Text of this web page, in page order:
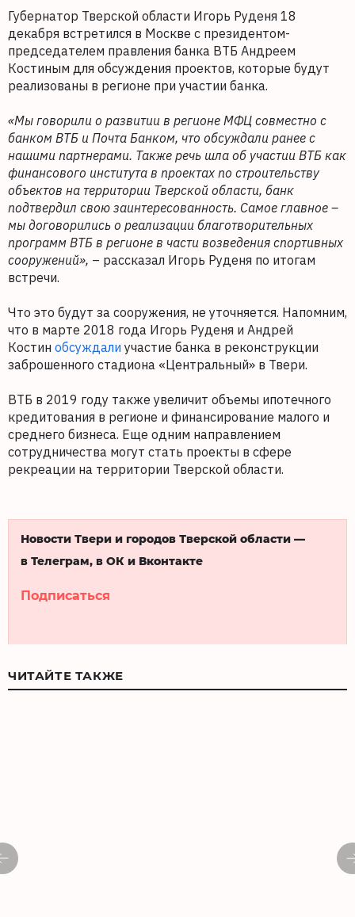
Губернатор Тверской области Игорь Руденя 18
декабря встретился в Москве с президентом-
председателем правления банка ВТБ Андреем
Костиным для обсуждения проектов, которые будут
реализованы в регионе при участии банка.
«Мы говорили о развитии в регионе МФЦ совместно с
банком ВТБ и Почта Банком, что обсуждали ранее с
нашими партнерами. Также речь шла об участии ВТБ как
финансового института в проектах по строительству
объектов на территории Тверской области, банк
подтвердил свою заинтересованность. Самое главное –
мы договорились о реализации благотворительных
программ ВТБ в регионе в части возведения спортивных
сооружений», – рассказал Игорь Руденя по итогам
встречи.
Что это будут за сооружения, не уточняется. Напомним,
что в марте 2018 года Игорь Руденя и Андрей
Костин обсуждали участие банка в реконструкции
заброшенного стадиона «Центральный» в Твери.
ВТБ в 2019 году также увеличит объемы ипотечного
кредитования в регионе и финансирование малого и
среднего бизнеса. Еще одним направлением
сотрудничества могут стать проекты в сфере
рекреации на территории Тверской области.
Новости Твери и городов Тверской области —
в Телеграм, в ОК и Вконтакте
Подписаться
ЧИТАЙТЕ ТАКЖЕ